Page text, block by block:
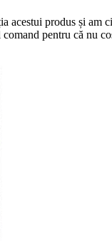
acestui produs și am
pentru că nu